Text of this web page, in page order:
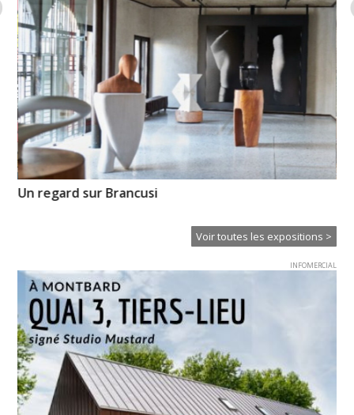
Un regard sur Brancusi
Voir toutes les expositions >
INFOMERCIAL